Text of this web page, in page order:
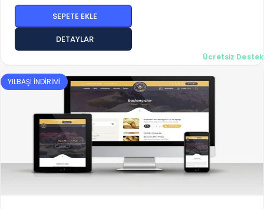
Ücretsiz Destek
SEPETE EKLE
DETAYLAR
YILBAŞI İNDİRİMİ